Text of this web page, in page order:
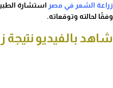
زراعة الشعر في مصر استشارة
وفقًا لحالته وتوقعاته.
شاهد بالفيديو نتيجة